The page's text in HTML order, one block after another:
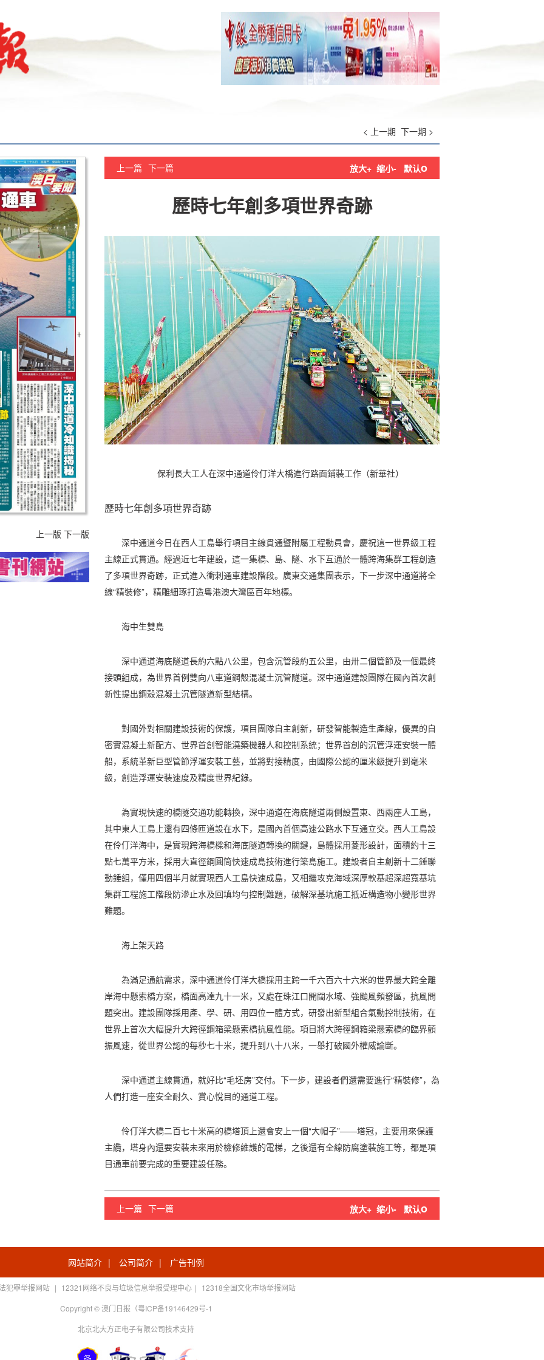
< 上一期 下一期 >
上一版 下一版
上一篇 下一篇 放大+ 缩小- 默认o
歷時七年創多項世界奇跡
保利長大工人在深中通道伶仃洋大橋進行路面鋪裝工作（新華社）
歷時七年創多項世界奇跡
深中通道今日在西人工島舉行項目主線貫通暨附屬工程動員會，慶祝這一世界級工程
主線正式貫通。經過近七年建設，這一集橋、島、隧、水下互通於一體跨海集群工程創造
了多項世界奇跡，正式進入衝刺通車建設階段。廣東交通集團表示，下一步深中通道將全
線“精裝修”，精雕細琢打造粵港澳大灣區百年地標。
海中生雙島
深中通道海底隧道長約六點八公里，包含沉管段約五公里，由卅二個管節及一個最終
接頭組成，為世界首例雙向八車道鋼殼混凝土沉管隧道。深中通道建設團隊在國內首次創
新性提出鋼殼混凝土沉管隧道新型結構。
對國外對相關建設技術的保護，項目團隊自主創新，研發智能製造生產線，優異的自
密實混凝土新配方、世界首創智能澆築機器人和控制系統；世界首創的沉管浮運安裝一體
船，系統革新巨型管節浮運安裝工藝，並將對接精度，由國際公認的厘米級提升到毫米
級，創造浮運安裝速度及精度世界紀錄。
為實現快速的橋隧交通功能轉換，深中通道在海底隧道兩側設置東、西兩座人工島，
其中東人工島上還有四條匝道設在水下，是國內首個高速公路水下互通立交。西人工島設
在伶仃洋海中，是實現跨海橋樑和海底隧道轉換的關鍵，島體採用菱形設計，面積約十三
點七萬平方米，採用大直徑鋼圓筒快速成島技術進行築島施工。建設者自主創新十二錘聯
動錘組，僅用四個半月就實現西人工島快速成島，又相繼攻克海域深厚軟基超深超寬基坑
集群工程施工階段防滲止水及回填均勻控制難題，破解深基坑施工抵近構造物小變形世界
難題。
海上架天路
為滿足通航需求，深中通道伶仃洋大橋採用主跨一千六百六十六米的世界最大跨全離
岸海中懸索橋方案，橋面高達九十一米，又處在珠江口開闊水域、強颱風頻發區，抗風問
題突出。建設團隊採用產、學、研、用四位一體方式，研發出新型組合氣動控制技術，在
世界上首次大幅提升大跨徑鋼箱梁懸索橋抗風性能。項目將大跨徑鋼箱梁懸索橋的臨界顫
振風速，從世界公認的每秒七十米，提升到八十八米，一舉打破國外權威論斷。
深中通道主線貫通，就好比“毛坯房”交付。下一步，建設者們還需要進行“精裝修”，為
人們打造一座安全耐久、賞心悅目的通道工程。
伶仃洋大橋二百七十米高的橋塔頂上還會安上一個“大帽子”——塔冠，主要用來保護
主纜，塔身內還要安裝未來用於檢修維護的電梯，之後還有全線防腐塗裝施工等，都是項
目通車前要完成的重要建設任務。
上一篇 下一篇 放大+ 缩小- 默认o
网站简介 | 公司简介 | 广告刊例
犯罪举报网站 | 12321网络不良与垃圾信息举报受理中心 | 12318全国文化市场举报网站
Copyright © 澳门日报（粤ICP备19146429号-1
北京北大方正电子有限公司技术支持